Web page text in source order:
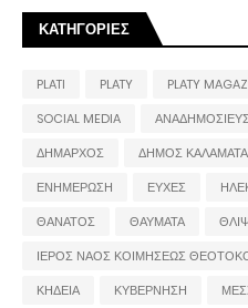
ΚΑΤΗΓΟΡΙΕΣ
PLATI PLATY PLATY
SOCIAL MEDIA
ΔΗΜΑΡΧΟΣ
ΔΗΜΟΣ
ΕΝΗΜΕΡΩΣΗ
ΕΥΧΕΣ
ΘΑΝΑΤΟΣ
ΘΑΥΜΑΤΑ
ΙΕΡΟΣ ΝΑΟΣ ΚΟΙΜΗΣΕΩΣ
ΚΗΔΕΙΑ
ΚΥΒΕΡΝΗΣΗ